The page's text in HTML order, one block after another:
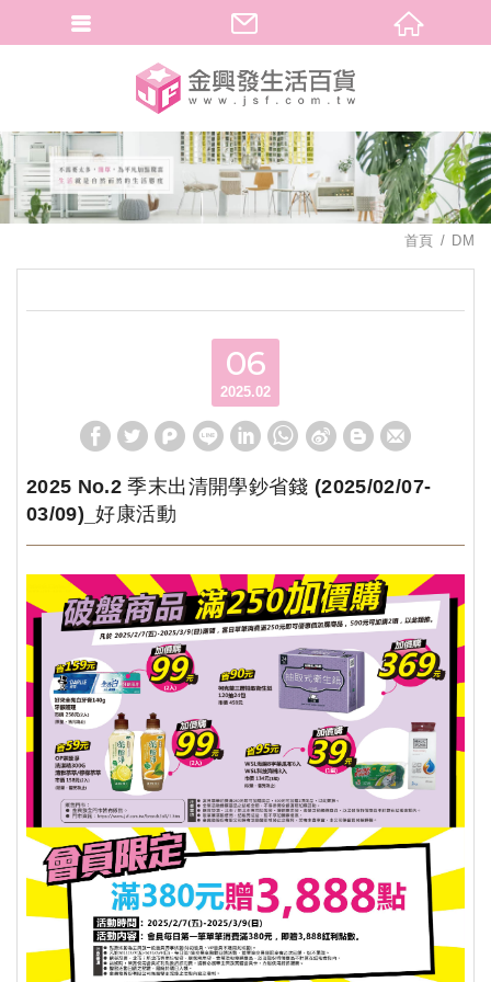
首頁 DM
06
2025.02
2025 No.2 季末出清開學鈔省錢 (2025/02/07-
03/09)_好康活動